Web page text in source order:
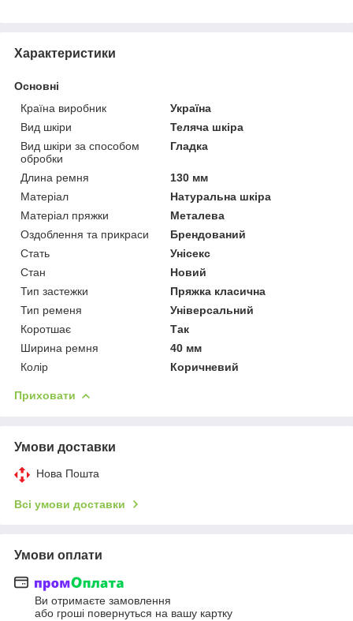
Характеристики
Основні
Країна виробник
Україна
Вид шкіри
Теляча шкіра
Вид шкіри за способом
обробки
Гладка
Длина ремня
130 мм
Матеріал
Натуральна шкіра
Матеріал пряжки
Металева
Оздоблення та прикраси
Брендований
Стать
Унісекс
Стан
Новий
Тип застежки
Пряжка класична
Тип ременя
Універсальний
Коротшає
Так
Ширина ремня
40 мм
Колір
Коричневий
Приховати
Умови доставки
Нова Пошта
Всі умови доставки
Умови оплати
Ви отримаєте замовлення
або гроші повернуться на вашу картку